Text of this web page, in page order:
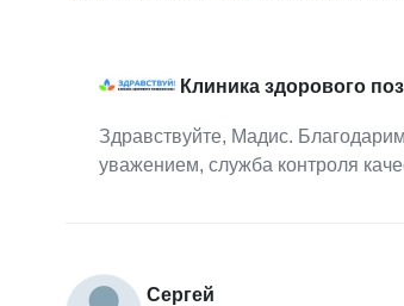
Клиника здорового
Здравствуйте, Мадис.
уважением, служба контроля
Сергей